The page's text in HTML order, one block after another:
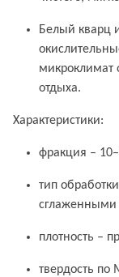
Белый кварц
микроклимат
отдыха.
Характеристики:
фракция –
тип
сглаженными
плотность –
твердость по